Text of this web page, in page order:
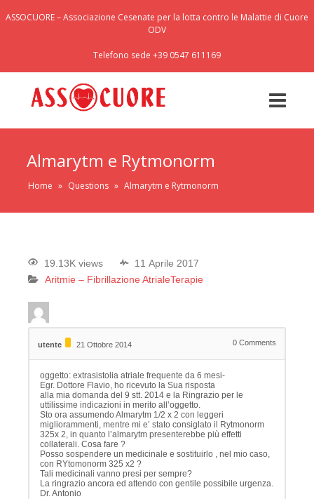
ASSOCUORE – Associazione Cesenate per la lotta contro le Malattie di Cuore
ODV
Telefono sede +39 0547 611169
Almarytm e Rytmonorm
Home » Questions » Almarytm e Rytmonorm
19.13K views
11 Aprile 2017
Aritmie – Fibrillazione AtrialeTerapie
utente 21 Ottobre 2014 0 Comments
oggetto: extrasistolia atriale frequente da 6 mesi-
Egr. Dottore Flavio, ho ricevuto la Sua risposta
alla mia domanda del 9 stt. 2014 e la Ringrazio per le
uttilissime indicazioni in merito all’oggetto.
Sto ora assumendo Almarytm 1/2 x 2 con leggeri
migliorammenti, mentre mi e’ stato consiglato il Rytmonorm
325x 2, in quanto l’almarytm presenterebbe più effetti
collaterali. Cosa fare ?
Posso sospendere un medicinale e sostituirlo , nel mio caso,
con RYtomonorm 325 x2 ?
Tali medicinali vanno presi per sempre?
La ringrazio ancora ed attendo con gentile possibile urgenza.
Dr. Antonio